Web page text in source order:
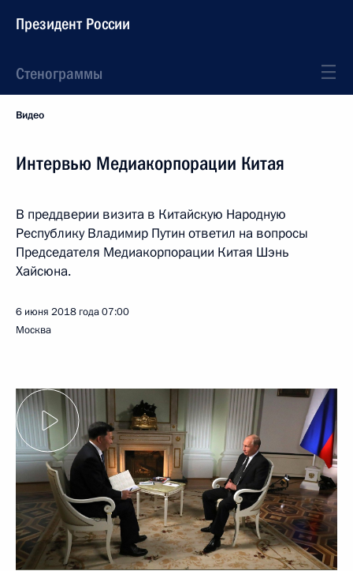
Президент России
Стенограммы
Видео
Интервью Медиакорпорации Китая
В преддверии визита в Китайскую Народную
Республику Владимир Путин ответил на вопросы
Председателя Медиакорпорации Китая Шэнь
Хайсюна.
6 июня 2018 года07:00
Москва